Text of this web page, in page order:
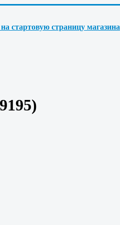
стартовую страницу магазина
)